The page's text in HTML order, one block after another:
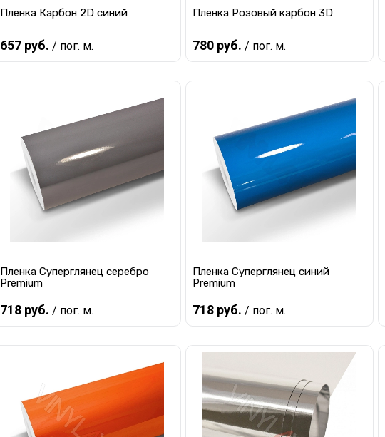
Пленка Карбон 2D синий
657 руб. / пог. м.
Купить в 1 клик
В избранное В наличии
Пленка Розовый карбон 3D
780 руб. / пог. м.
Купить в 1 клик
В избранное
Пленка Суперглянец серебро
Premium
718 руб. / пог. м.
Купить в 1 клик
В избранное
Пленка Суперглянец синий
Premium
718 руб. / пог. м.
В корзину
Купить в 1 клик К сравнению
В избранное В наличии